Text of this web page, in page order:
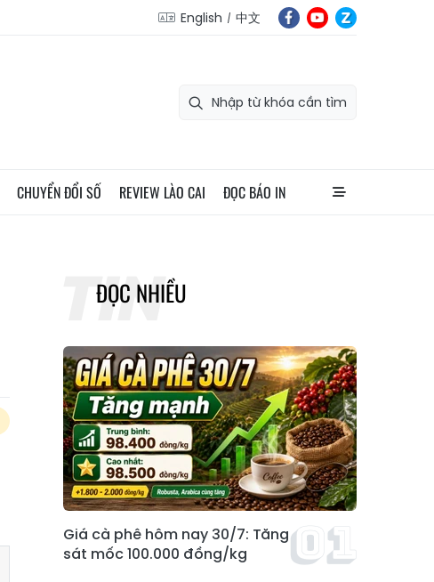
English 中文
CHUYỂN ĐỔI SỐ REVIEW LÀO CAI ĐỌC BÁO IN
ĐỌC NHIỀU
Giá cà phê hôm nay 30/7: Tăng
sát mốc 100.000 đồng/kg